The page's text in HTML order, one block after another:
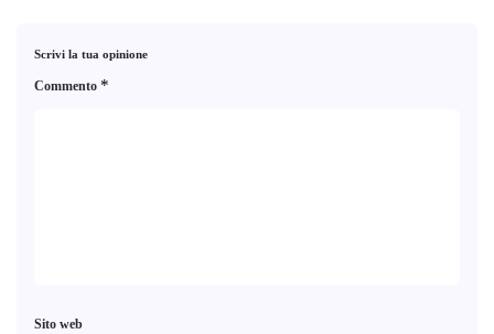
Scrivi la tua opinione
Commento *
Sito web